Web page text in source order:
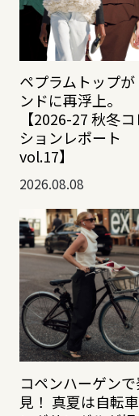
ペプラムトップが
ンドに再浮上。
【2026-27 秋冬
ションレポート
vol.17】
2026.08.08
コペンハーゲン
見！ 真夏は自転